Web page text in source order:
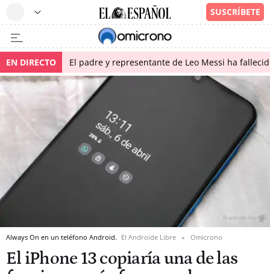
EN DIRECTO El padre y representante de Leo Messi ha
Always On en un teléfono Android. El Androide Libre Omicrono
El iPhone 13 copiaría una de las